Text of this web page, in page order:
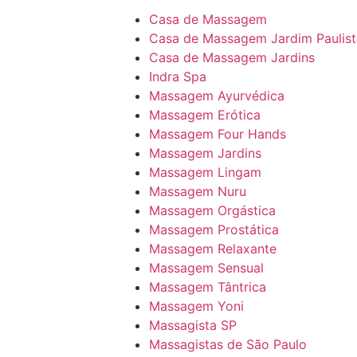
Casa de Massagem
Casa de Massagem Jardim
Casa de Massagem Jardins
Indra Spa
Massagem Ayurvédica
Massagem Erótica
Massagem Four Hands
Massagem Jardins
Massagem Lingam
Massagem Nuru
Massagem Orgástica
Massagem Prostática
Massagem Relaxante
Massagem Sensual
Massagem Tântrica
Massagem Yoni
Massagista SP
Massagistas de São Paulo